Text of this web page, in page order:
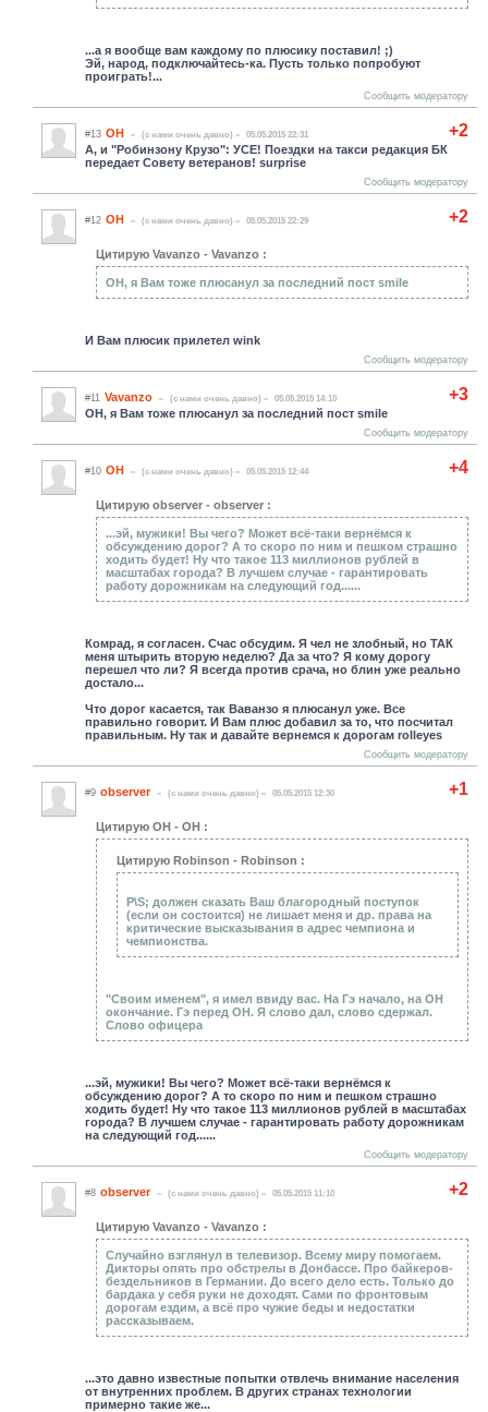
...а я вообще вам каждому по плюсику поставил! ;)
Эй, народ, подключайтесь-ка. Пусть только попробуют
проиграть!...
Сообщить модератору
+2
#13 ОН (c нами очень давно) 05.05.2015 22:31
А, и "Робинзону Крузо": УСЕ! Поездки на такси редакция БК
передает Совету ветеранов! surprise
Сообщить модератору
+2
#12 ОН (c нами очень давно) 05.05.2015 22:29
Цитирую Vavanzo - Vavanzo :
ОН, я Вам тоже плюсанул за последний пост smile
И Вам плюсик прилетел wink
Сообщить модератору
+3
#11 Vavanzo (c нами очень давно) 05.05.2015 14:10
ОН, я Вам тоже плюсанул за последний пост smile
Сообщить модератору
+4
#10 ОН (c нами очень давно) 05.05.2015 12:44
Цитирую observer - observer :
...эй, мужики! Вы чего? Может всё-таки вернёмся к
обсуждению дорог? А то скоро по ним и пешком страшно
ходить будет! Ну что такое 113 миллионов рублей в
масштабах города? В лучшем случае - гарантировать
работу дорожникам на следующий год......
Комрад, я согласен. Счас обсудим. Я чел не злобный, но ТАК
меня штырить вторую неделю? Да за что? Я кому дорогу
перешел что ли? Я всегда против срача, но блин уже реально
достало...
Что дорог касается, так Ваванзо я плюсанул уже. Все
правильно говорит. И Вам плюс добавил за то, что посчитал
правильным. Ну так и давайте вернемся к дорогам rolleyes
Сообщить модератору
+1
#9 observer (c нами очень давно) 05.05.2015 12:30
Цитирую ОН - ОН :
Цитирую Robinson - Robinson :
P\S; должен сказать Ваш благородный поступок
(если он состоится) не лишает меня и др. права на
критические высказывания в адрес чемпиона и
чемпионства.
"Своим именем", я имел ввиду вас. На Гэ начало, на ОН
окончание. Гэ перед ОН. Я слово дал, слово сдержал.
Слово офицера
...эй, мужики! Вы чего? Может всё-таки вернёмся к
обсуждению дорог? А то скоро по ним и пешком страшно
ходить будет! Ну что такое 113 миллионов рублей в масштабах
города? В лучшем случае - гарантировать работу дорожникам
на следующий год......
Сообщить модератору
+2
#8 observer (c нами очень давно) 05.05.2015 11:10
Цитирую Vavanzo - Vavanzo :
Случайно взглянул в телевизор. Всему миру помогаем.
Дикторы опять про обстрелы в Донбассе. Про байкеров-
бездельников в Германии. До всего дело есть. Только до
бардака у себя руки не доходят. Сами по фронтовым
дорогам ездим, а всё про чужие беды и недостатки
рассказываем.
...это давно известные попытки отвлечь внимание населения
от внутренних проблем. В других странах технологии
примерно такие же...